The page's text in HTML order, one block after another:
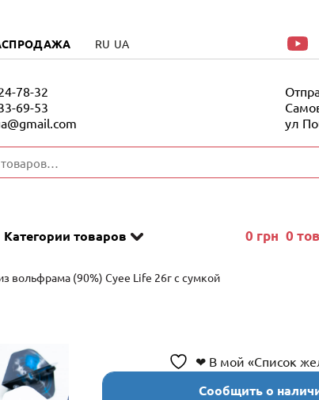
RU UA
78-32
69-53
ул
Категории товаров 0 грн 0
вольфрама (90%) Cyee Life 26г с сумкой
❤ В мой «Список
Сообщить о